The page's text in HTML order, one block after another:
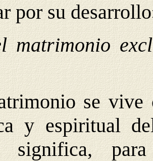
por su
matrimonio
se vive
y espiritual
significa,